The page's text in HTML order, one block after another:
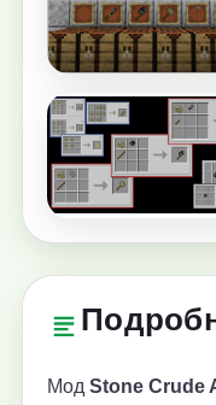
Мод Stone Crude